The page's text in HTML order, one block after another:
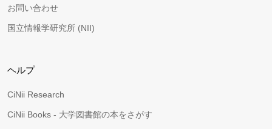
お問い合わせ
国立情報学研究所 (NII)
ヘルプ
CiNii Research
CiNii Books - 大学図書館の本をさがす